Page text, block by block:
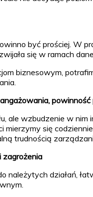
być prościej. W
się w ramach
biznesowym,
ale wzbudzenie w
się
trudnością
zagrożenia
należytych działań,